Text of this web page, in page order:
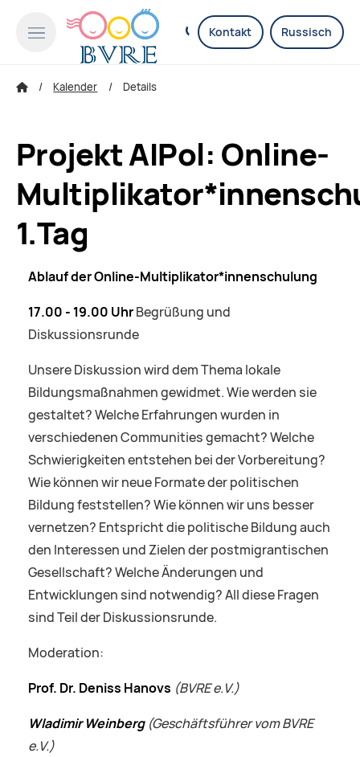
Kontakt Russisch
Kalender Details
Projekt AIPol: Online-
1.Tag
Ablauf der Online-Multiplikator*innenschulung
17.00 - 19.00 UhrBegrüßung und
Diskussionsrunde
Unsere Diskussion wird dem Thema lokale
Bildungsmaßnahmen gewidmet. Wie werden sie
gestaltet? Welche Erfahrungen wurden in
verschiedenen Communities gemacht? Welche
Schwierigkeiten entstehen bei der Vorbereitung?
Wie können wir neue Formate der politischen
Bildung feststellen? Wie können wir uns besser
vernetzen? Entspricht die politische Bildung auch
den Interessen und Zielen der postmigrantischen
Gesellschaft? Welche Änderungen und
Entwicklungen sind notwendig? All diese Fragen
sind Teil der Diskussionsrunde.
Moderation:
Prof. Dr. Deniss Hanovs (BVRE e.V.)
Wladimir Weinberg (Geschäftsführer vom BVRE
e.V.)